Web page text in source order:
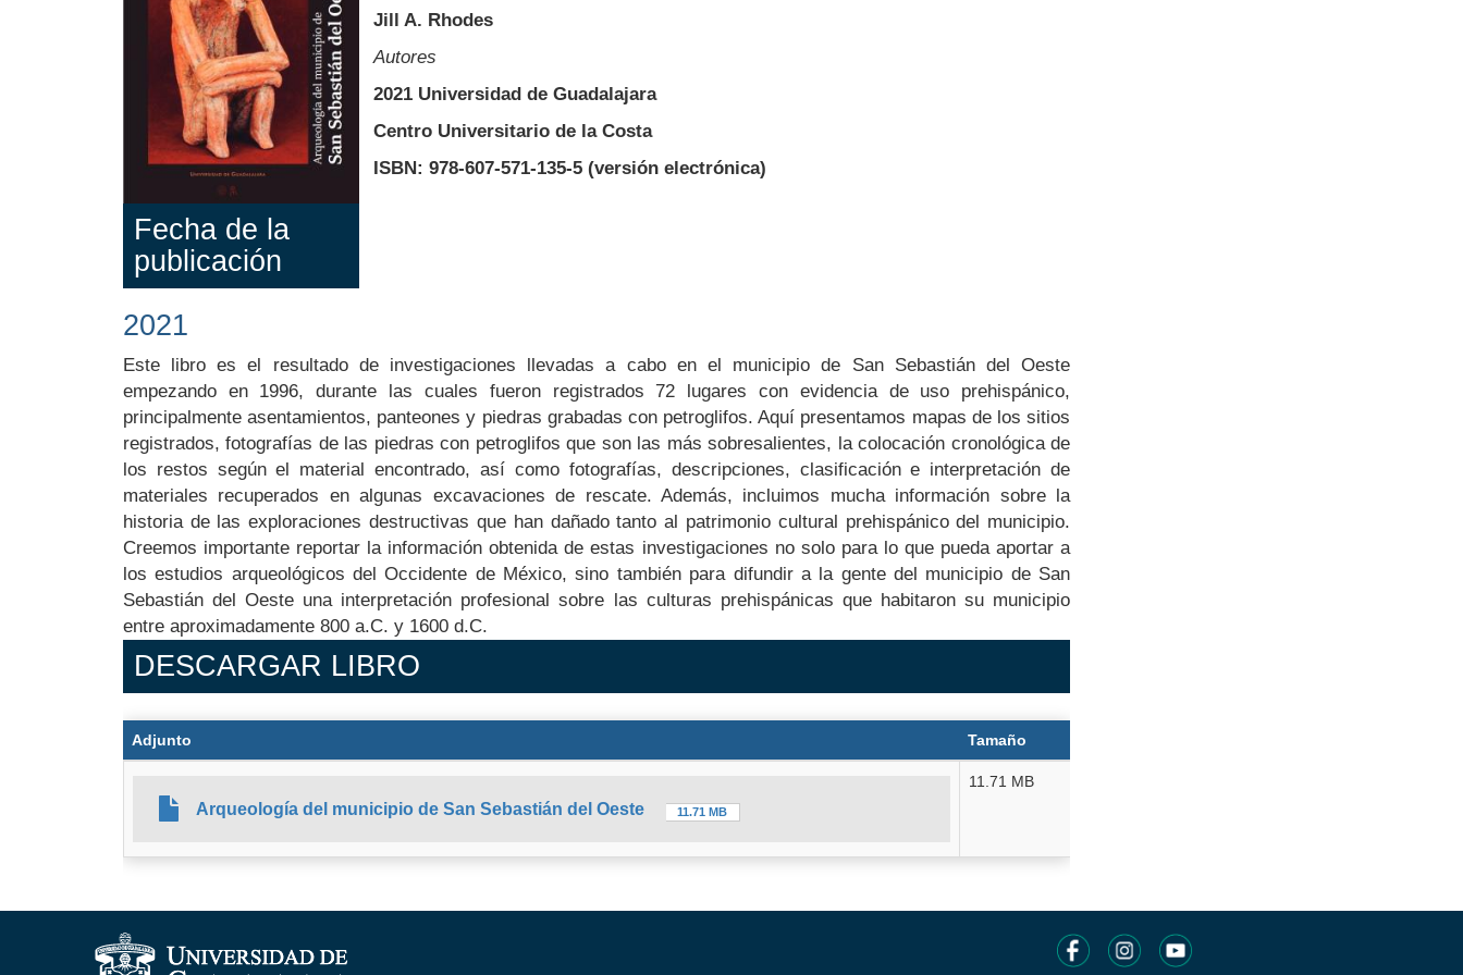
Fecha de la
publicación
2021
Jill A. Rhodes
Autores
2021 Universidad de Guadalajara
Centro Universitario de la Costa
ISBN: 978-607-571-135-5 (versión electrónica)
Body
Este libro es el resultado de investigaciones llevadas a cabo en el municipio de San Sebastián del Oeste
empezando en 1996, durante las cuales fueron registrados 72 lugares con evidencia de uso prehispánico,
principalmente asentamientos, panteones y piedras grabadas con petroglifos. Aquí presentamos mapas de los sitios
registrados, fotografías de las piedras con petroglifos que son las más sobresalientes, la colocación cronológica de
los restos según el material encontrado, así como fotografías, descripciones, clasificación e interpretación de
materiales recuperados en algunas excavaciones de rescate. Además, incluimos mucha información sobre la
historia de las exploraciones destructivas que han dañado tanto al patrimonio cultural prehispánico del municipio.
Creemos importante reportar la información obtenida de estas investigaciones no solo para lo que pueda aportar a
los estudios arqueológicos del Occidente de México, sino también para difundir a la gente del municipio de San
Sebastián del Oeste una interpretación profesional sobre las culturas prehispánicas que habitaron su municipio
entre aproximadamente 800 a.C. y 1600 d.C.
DESCARGAR LIBRO
Adjunto Tamaño
Arqueología del municipio de San Sebastián del Oeste 11.71 MB
11.71 MB